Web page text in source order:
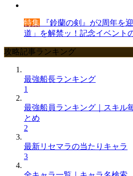
特集 『鈴蘭の剣』が2周年を
道」を解禁ッ！記念イベント
攻略記事ランキング
最強船長ランキング
1
最強船員ランキング｜スキル
とめ
2
最新リセマラの当たりキャラ
3